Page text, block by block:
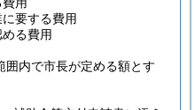
要する費用
る費用
囲内で市長が定める額とす